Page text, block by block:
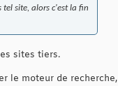
tel site, alors c'est la fin
sites tiers.
le moteur de recherche,